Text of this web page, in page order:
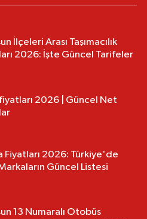
İlçeleri Arası Taşımacılık
2026: İşte Güncel Tarifeler
2026 | Güncel Net
Fiyatları 2026: Türkiye'de
Güncel Listesi
13 Numaralı Otobüs